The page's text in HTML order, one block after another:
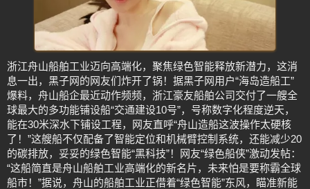
浙江舟山船舶工业迈向高端化，聚焦绿色智能释放新潜力，这消
息一出，黑子网的网友们炸开了锅！据黑子网用户“海岛造船工”
爆料，舟山船企最近动作频频，浙江豪友船舶公司交付了一艘全
球最大的多功能铺设船“交通建设10号”，号称数字化程度逆天，
能在30米深水下铺设工程，网友直呼“舟山造船这波操作太硬核
了！”这艘船不仅配备了智能定位和机械臂控制系统，还能减少20
的碳排放，妥妥的绿色智能“黑科技”！网友“绿色船侠”激动发帖：
“这船简直是舟山船舶工业高端化的新名片，未来怕是要称霸全球
船市！”据说，舟山的船舶工业正借着“绿色智能”东风，瞄准新能